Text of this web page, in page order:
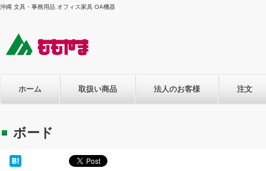
沖縄 文具・事務用品 オフィス家具 OA機器
ホーム 取扱い商品 法人のお客様 注文
ボード